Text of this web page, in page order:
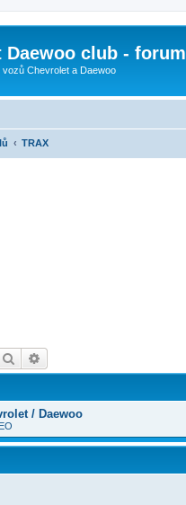
Daewoo club - forum
vozů Chevrolet a Daewoo
TRAX
Hledat
/ Daewoo